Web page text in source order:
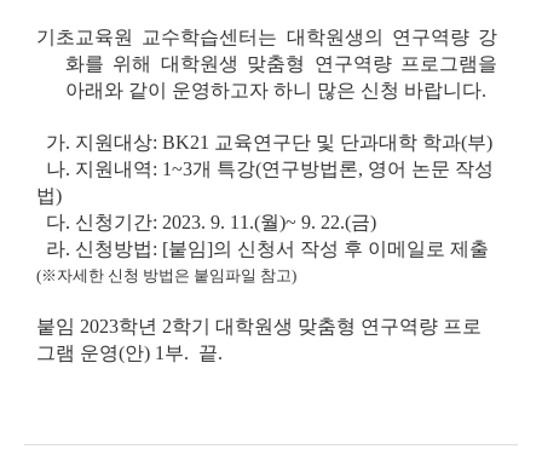
기초교육원 교수학습센터는 대학원생의 연구역량 강
화를 위해 대학원생 맞춤형 연구역량 프로그램을
아래와 같이 운영하고자 하니 많은 신청 바랍니다.
가. 지원대상: BK21 교육연구단 및 단과대학 학과(부)
나. 지원내역: 1~3개 특강(연구방법론, 영어 논문 작성
법)
다. 신청기간: 2023. 9. 11.(월)~ 9. 22.(금)
라. 신청방법: [붙임]의 신청서 작성 후 이메일로 제출
(※자세한 신청 방법은 붙임파일 참고)
붙임 2023학년 2학기 대학원생 맞춤형 연구역량 프로
그램 운영(안) 1부. 끝.